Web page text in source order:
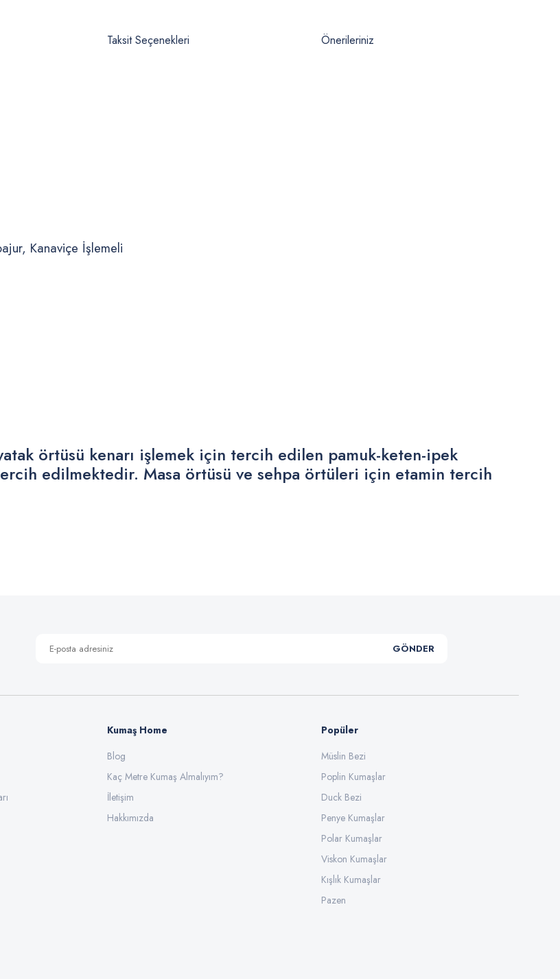
Taksit Seçenekleri Önerileriniz
Kanaviçe İşlemeli
örtüsü kenarı işlemek için tercih edilen pamuk-keten-ipek
edilmektedir. Masa örtüsü ve sehpa örtüleri için etamin tercih
Gönder
GÖNDER
Kumaş Home
Blog
Kaç Metre Kumaş Almalıyım?
İletişim
Hakkımızda
Popüler
Müslin Bezi
Poplin Kumaşlar
Duck Bezi
Penye Kumaşlar
Polar Kumaşlar
Viskon Kumaşlar
Kışlık Kumaşlar
Pazen